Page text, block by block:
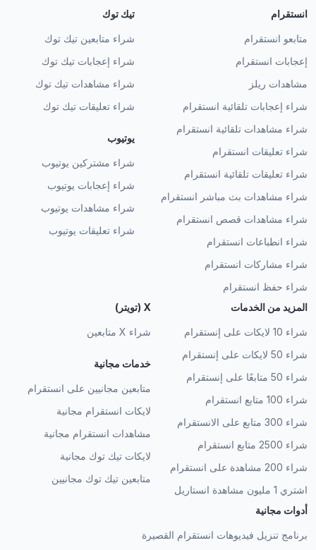
انستقرام
متابعو انستقرام
إعجابات انستقرام
مشاهدات ريلز
شراء إعجابات تلقائية انستقرام
شراء مشاهدات تلقائية انستقرام
شراء تعليقات انستقرام
شراء تعليقات تلقائية انستقرام
شراء مشاهدات بث مباشر انستقرام
شراء مشاهدات قصص انستقرام
شراء انطباعات انستقرام
شراء مشاركات انستقرام
شراء حفظ انستقرام
تيك توك
شراء متابعين تيك توك
شراء إعجابات تيك توك
شراء مشاهدات تيك توك
شراء تعليقات تيك توك
يوتيوب
شراء مشتركين يوتيوب
شراء إعجابات يوتيوب
شراء مشاهدات يوتيوب
شراء تعليقات يوتيوب
المزيد من الخدمات
شراء 10 لايكات على إنستقرام
شراء 50 لايكات على إنستقرام
شراء 50 متابعًا على إنستقرام
شراء 100 متابع انستقرام
شراء 300 متابع على الانستقرام
شراء 2500 متابع انستقرام
شراء 200 مشاهدة على انستقرام
اشتري 1 مليون مشاهدة انستاريل
X (تويتر)
شراء X متابعين
خدمات مجانية
متابعين مجانيين على انستقرام
لايكات انستقرام مجانية
مشاهدات انستقرام مجانية
لايكات تيك توك مجانية
متابعين تيك توك مجانيين
أدوات مجانية
برنامج تنزيل فيديوهات انستقرام القصيرة